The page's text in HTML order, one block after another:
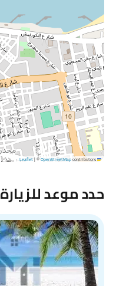
Leaflet
|©OpenStreetMapcontributors
حدد موعد للزيارة